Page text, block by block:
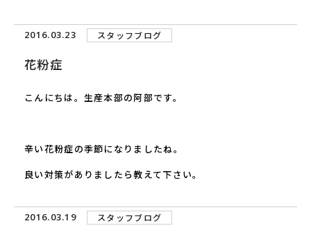
2016.03.23 スタッフブログ
花粉症
こんにちは。生産本部の阿部です。
辛い花粉症の季節になりましたね。
良い対策がありましたら教えて下さい。
2016.03.19 スタッフブログ